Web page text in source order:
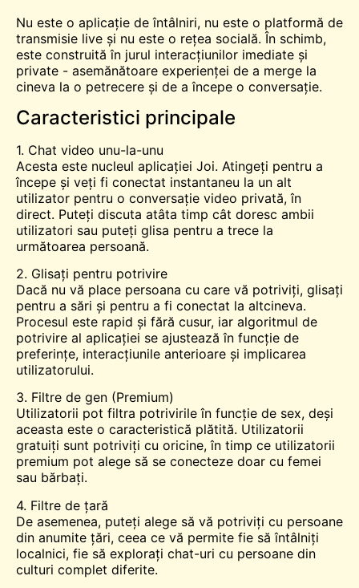
Nu este o aplicație de întâlniri, nu este o platformă de
transmisie live și nu este o rețea socială. În schimb,
este construită în jurul interacțiunilor imediate și
private - asemănătoare experienței de a merge la
cineva la o petrecere și de a începe o conversație.
Caracteristici principale
1. Chat video unu-la-unu
Acesta este nucleul aplicației Joi. Atingeți pentru a
începe și veți fi conectat instantaneu la un alt
utilizator pentru o conversație video privată, în
direct. Puteți discuta atâta timp cât doresc ambii
utilizatori sau puteți glisa pentru a trece la
următoarea persoană.
2. Glisați pentru potrivire
Dacă nu vă place persoana cu care vă potriviți, glisați
pentru a sări și pentru a fi conectat la altcineva.
Procesul este rapid și fără cusur, iar algoritmul de
potrivire al aplicației se ajustează în funcție de
preferințe, interacțiunile anterioare și implicarea
utilizatorului.
3. Filtre de gen (Premium)
Utilizatorii pot filtra potrivirile în funcție de sex, deși
aceasta este o caracteristică plătită. Utilizatorii
gratuiți sunt potriviți cu oricine, în timp ce utilizatorii
premium pot alege să se conecteze doar cu femei
sau bărbați.
4. Filtre de țară
De asemenea, puteți alege să vă potriviți cu persoane
din anumite țări, ceea ce vă permite fie să întâlniți
localnici, fie să explorați chat-uri cu persoane din
culturi complet diferite.